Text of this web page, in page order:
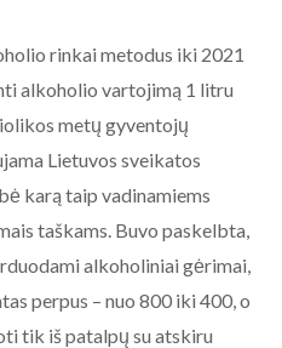
rinkai metodus iki 2021
alkoholio vartojimą 1 litru
metų gyventojų
Lietuvos sveikatos
karą taip vadinamiems
taškams. Buvo paskelbta,
alkoholiniai gėrimai,
perpus – nuo 800 iki 400, o
tik iš patalpų su atskiru